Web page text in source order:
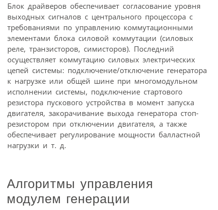
Блок драйверов обеспечивает согласование уровня
выходных сигналов с центрального процессора с
требованиями по управлению коммутационными
элементами блока силовой коммутации (силовых
реле, транзисторов, симисторов). Последний
осуществляет коммутацию силовых электрических
цепей системы: подключение/отключение генератора
к нагрузке или общей шине при многомодульном
исполнении системы, подключение стартового
резистора пускового устройства в момент запуска
двигателя, закорачивание выхода генератора стоп-
резистором при отключении двигателя, а также
обеспечивает регулирование мощности балластной
нагрузки и т. д.
Алгоритмы управления
модулем генерации